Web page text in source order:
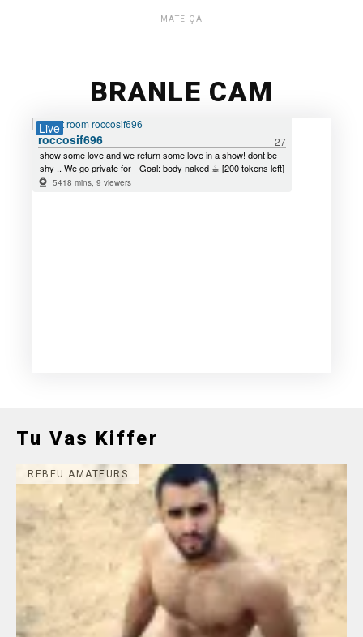
MATE ÇA
BRANLE CAM
Tu Vas Kiffer
REBEU AMATEURS